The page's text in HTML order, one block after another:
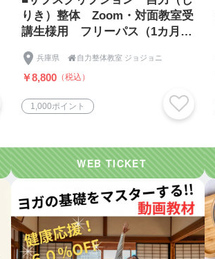
りき）整体 Zoom・対面教室受
講生様用 フリーパス（1カ月無
兵庫県 自力整体教室 ジョジョニ
￥8,800 （税込）
1,000ポイント